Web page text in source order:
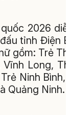
2026
tỉnh Điện
gồm: Trẻ
Long,
Ninh Bình,
Quảng Ninh.